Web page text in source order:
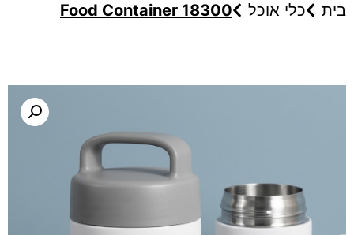
בית כלי אוכל Food Container 18300